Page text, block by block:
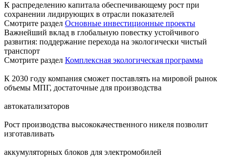
К распределению капитала обеспечивающему рост при
сохранении лидирующих в отрасли показателей
Смотрите раздел Основные инвестиционные проекты
Важнейший вклад в глобальную повестку устойчивого
развития: поддержание перехода на экологически чистый
транспорт
Смотрите раздел Комплексная экологическая программа
К 2030 году компания сможет поставлять на мировой рынок
объемы МПГ, достаточные для производства
автокатализаторов
Рост производства высококачественного никеля позволит
изготавливать
аккумуляторных блоков для электромобилей